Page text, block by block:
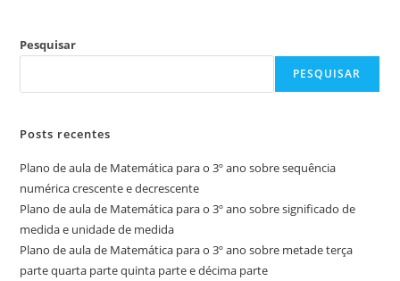
Pesquisar
PESQUISAR
Posts recentes
Plano de aula de Matemática para o 3º ano sobre sequência
numérica crescente e decrescente
Plano de aula de Matemática para o 3º ano sobre significado de
medida e unidade de medida
Plano de aula de Matemática para o 3º ano sobre metade terça
parte quarta parte quinta parte e décima parte